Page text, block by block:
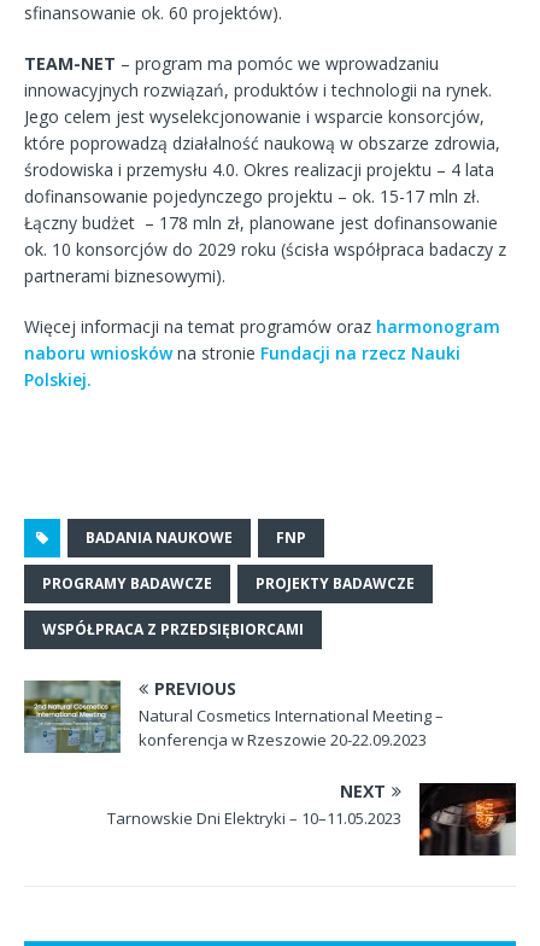
sfinansowanie ok. 60 projektów).
TEAM-NET – program ma pomóc we wprowadzaniu
innowacyjnych rozwiązań, produktów i technologii na rynek.
Jego celem jest wyselekcjonowanie i wsparcie konsorcjów,
które poprowadzą działalność naukową w obszarze zdrowia,
środowiska i przemysłu 4.0. Okres realizacji projektu – 4 lata
dofinansowanie pojedynczego projektu – ok. 15-17 mln zł.
Łączny budżet – 178 mln zł, planowane jest dofinansowanie
ok. 10 konsorcjów do 2029 roku (ścisła współpraca badaczy z
partnerami biznesowymi).
Więcej informacji na temat programów oraz harmonogram
naboru wnioskówna stronie Fundacji na rzecz Nauki
Polskiej.
BADANIA NAUKOWE FNP
PROGRAMY BADAWCZE PROJEKTY BADAWCZE
WSPÓŁPRACA Z PRZEDSIĘBIORCAMI
PREVIOUS
Natural Cosmetics International Meeting –
konferencja w Rzeszowie 20-22.09.2023
NEXT
Tarnowskie Dni Elektryki – 10–11.05.2023